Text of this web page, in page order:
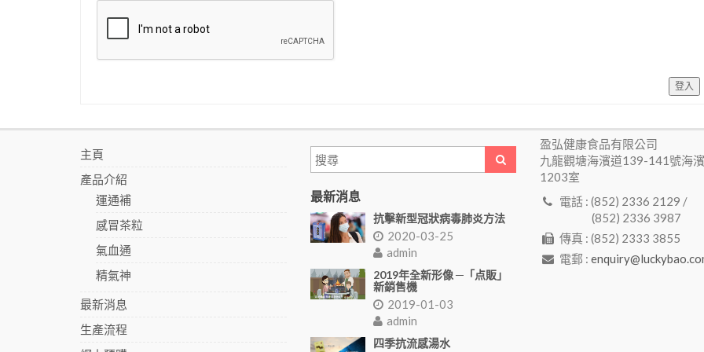
登入
主頁
產品介紹
運通補
感冒茶粒
氣血通
精氣神
最新消息
生產流程
最新消息
抗擊新型冠狀病毒肺炎方法
2020-03-25
admin
2019年全新形像 ─「点販」
新銷售機
2019-01-03
admin
四季抗流感湯水
盈弘健康食品有限公司
九龍觀塘海濱道139-141號海
1203室
電話 : (852) 2336 2129 /
(852) 2336 3987
傳真 : (852) 2333 3855
電郵 :